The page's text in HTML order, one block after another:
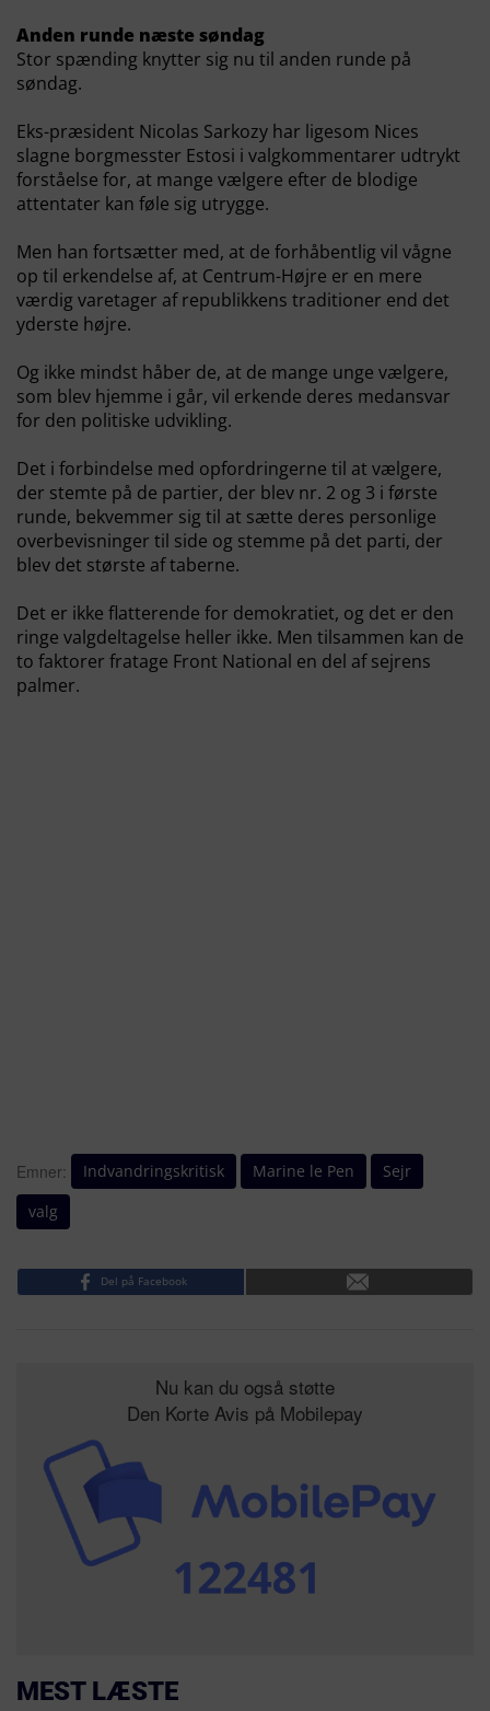
Anden runde næste søndag
Stor spænding knytter sig nu til anden runde på
søndag.
Eks-præsident Nicolas Sarkozy har ligesom Nices
slagne borgmesster Estosi i valgkommentarer udtrykt
forståelse for, at mange vælgere efter de blodige
attentater kan føle sig utrygge.
Men han fortsætter med, at de forhåbentlig vil vågne
op til erkendelse af, at Centrum-Højre er en mere
værdig varetager af republikkens traditioner end det
yderste højre.
Og ikke mindst håber de, at de mange unge vælgere,
som blev hjemme i går, vil erkende deres medansvar
for den politiske udvikling.
Det i forbindelse med opfordringerne til at vælgere,
der stemte på de partier, der blev nr. 2 og 3 i første
runde, bekvemmer sig til at sætte deres personlige
overbevisninger til side og stemme på det parti, der
blev det største af taberne.
Det er ikke flatterende for demokratiet, og det er den
ringe valgdeltagelse heller ikke. Men tilsammen kan de
to faktorer fratage Front National en del af sejrens
palmer.
Emner: Indvandringskritisk Marine le Pen
Sejr
valg
Del på Facebook
Nu kan du også støtte
Den Korte Avis på Mobilepay
MEST LÆSTE